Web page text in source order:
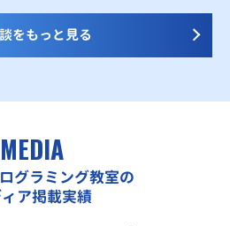
をもっと見る
MEDIA
グラミング教室の
ア掲載実績